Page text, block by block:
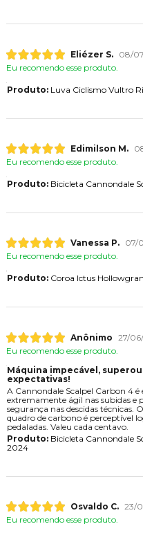
Eliézer S.
08/
Eu recomendo esse produto.
Produto:Luva Ciclismo Vultro
Edimilson M.
Eu recomendo esse produto.
Produto:Bicicleta Cannondale
Vanessa P.
07/
Eu recomendo esse produto.
Produto:Coroa Ictus
Anônimo 27/
Eu recomendo esse produto.
Máquina impecável,
expectativas!
A Cannondale Scalpel Carbon 4 é
extremamente ágil nas subidas e
segurança nas descidas técnicas.
quadro de carbono é perceptível
pedaladas. Valeu cada centavo.
Produto:Bicicleta Cannondale
2024
Osvaldo C. 23/
Eu recomendo esse produto.